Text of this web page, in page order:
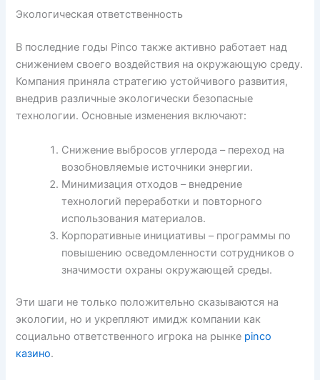
Экологическая ответственность
В последние годы Pinco также активно работает над
снижением своего воздействия на окружающую среду.
Компания приняла стратегию устойчивого развития,
внедрив различные экологически безопасные
технологии. Основные изменения включают:
Снижение выбросов углерода – переход на
возобновляемые источники энергии.
Минимизация отходов – внедрение
технологий переработки и повторного
использования материалов.
Корпоративные инициативы – программы по
повышению осведомленности сотрудников о
значимости охраны окружающей среды.
Эти шаги не только положительно сказываются на
экологии, но и укрепляют имидж компании как
социально ответственного игрока на рынке pinco
казино.